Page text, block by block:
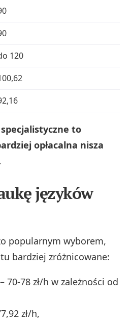
120
to
opłacalna nisza
języków
popularnym wyborem,
bardziej zróżnicowane:
70-78 zł/h w zależności od
zł/h,